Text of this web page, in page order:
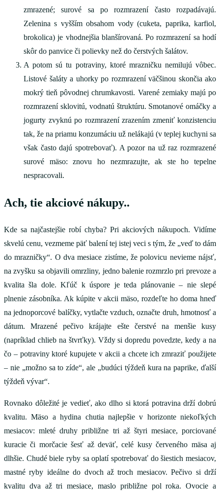
zmrazené; surové sa po rozmrazení často rozpadávajú.
Zelenina s vyšším obsahom vody (cuketa, paprika, karfiol,
brokolica) je vhodnejšia blanšírovaná. Po rozmrazení sa hodí
skôr do panvice či polievky než do čerstvých šalátov.
A potom sú tu potraviny, ktoré mrazničku nemilujú vôbec.
Listové šaláty a uhorky po rozmrazení väčšinou skončia ako
mokrý tieň pôvodnej chrumkavosti. Varené zemiaky majú po
rozmrazení sklovitú, vodnatú štruktúru. Smotanové omáčky a
jogurty zvyknú po rozmrazení zrazením zmeniť konzistenciu
tak, že na priamu konzumáciu už nelákajú (v teplej kuchyni sa
však často dajú spotrebovať). A pozor na už raz rozmrazené
surové mäso: znovu ho nezmrazujte, ak ste ho tepelne
nespracovali.
Ach, tie akciové nákupy..
Kde sa najčastejšie robí chyba? Pri akciových nákupoch. Vidíme
skvelú cenu, vezmeme päť balení tej istej veci s tým, že „veď to dám
do mrazničky“. O dva mesiace zistíme, že polovicu nevieme nájsť,
na zvyšku sa objavili omrzliny, jedno balenie rozmrzlo pri prevoze a
kvalita šla dole. Kľúč k úspore je teda plánovanie – nie slepé
plnenie zásobníka. Ak kúpite v akcii mäso, rozdeľte ho doma hneď
na jednoporcové balíčky, vytlačte vzduch, označte druh, hmotnosť a
dátum. Mrazené pečivo krájajte ešte čerstvé na menšie kusy
(napríklad chlieb na štvrťky). Vždy si dopredu povedzte, kedy a na
čo – potraviny ktoré kupujete v akcii a chcete ich zmraziť použijete
– nie „možno sa to zíde“, ale „budúci týždeň kura na paprike, ďalší
týždeň vývar“.
Rovnako dôležité je vedieť, ako dlho si ktorá potravina drží dobrú
kvalitu. Mäso a hydina chutia najlepšie v horizonte niekoľkých
mesiacov: mleté druhy približne tri až štyri mesiace, porciované
kuracie či morčacie šesť až deväť, celé kusy červeného mäsa aj
dlhšie. Chudé biele ryby sa oplatí spotrebovať do šiestich mesiacov,
mastné ryby ideálne do dvoch až troch mesiacov. Pečivo si drží
kvalitu dva až tri mesiace, maslo približne pol roka. Ovocie a